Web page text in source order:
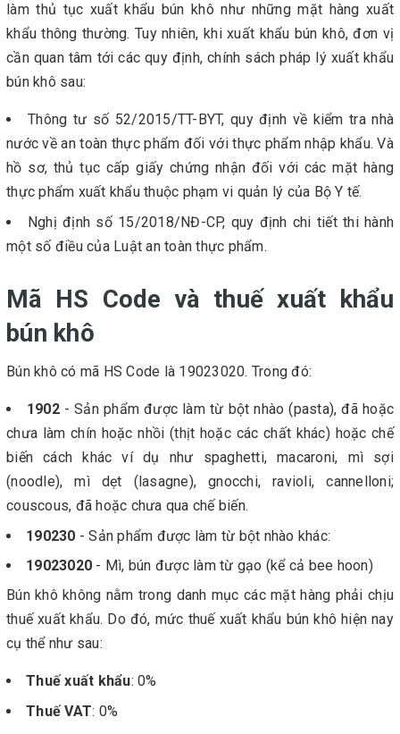
làm thủ tục xuất khẩu bún khô như những mặt hàng xuất
khẩu thông thường. Tuy nhiên, khi xuất khẩu bún khô, đơn vị
cần quan tâm tới các quy định, chính sách pháp lý xuất khẩu
bún khô sau:
Thông tư số 52/2015/TT-BYT, quy định về kiểm tra nhà
nước về an toàn thực phẩm đối với thực phẩm nhập khẩu. Và
hồ sơ, thủ tục cấp giấy chứng nhận đối với các mặt hàng
thực phẩm xuất khẩu thuộc phạm vi quản lý của Bộ Y tế.
Nghị định số 15/2018/NĐ-CP, quy định chi tiết thi hành
một số điều của Luật an toàn thực phẩm.
Mã HS Code và thuế xuất khẩu
bún khô
Bún khô có mã HS Code là 19023020. Trong đó:
1902- Sản phẩm được làm từ bột nhào (pasta), đã hoặc
chưa làm chín hoặc nhồi (thịt hoặc các chất khác) hoặc chế
biến cách khác ví dụ như spaghetti, macaroni, mì sợi
(noodle), mì dẹt (lasagne), gnocchi, ravioli, cannelloni;
couscous, đã hoặc chưa qua chế biến.
190230 - Sản phẩm được làm từ bột nhào khác:
19023020 - Mì, bún được làm từ gạo (kể cả bee hoon)
Bún khô không nằm trong danh mục các mặt hàng phải chịu
thuế xuất khẩu. Do đó, mức thuế xuất khẩu bún khô hiện nay
cụ thể như sau:
Thuế xuất khẩu: 0%
Thuế VAT: 0%